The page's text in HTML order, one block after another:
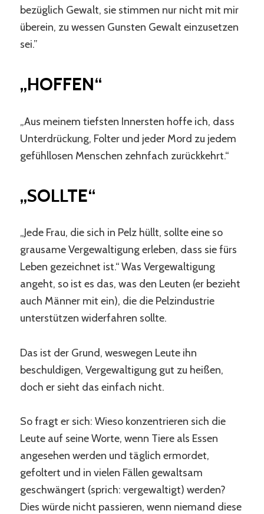
bezüglich Gewalt, sie stimmen nur nicht mit mir
überein, zu wessen Gunsten Gewalt einzusetzen
sei.”
„HOFFEN“
„Aus meinem tiefsten Innersten hoffe ich, dass
Unterdrückung, Folter und jeder Mord zu jedem
gefühllosen Menschen zehnfach zurückkehrt.“
„SOLLTE“
„Jede Frau, die sich in Pelz hüllt, sollte eine so
grausame Vergewaltigung erleben, dass sie fürs
Leben gezeichnet ist.“ Was Vergewaltigung
angeht, so ist es das, was den Leuten (er bezieht
auch Männer mit ein), die die Pelzindustrie
unterstützen widerfahren sollte.
Das ist der Grund, weswegen Leute ihn
beschuldigen, Vergewaltigung gut zu heißen,
doch er sieht das einfach nicht.
So fragt er sich: Wieso konzentrieren sich die
Leute auf seine Worte, wenn Tiere als Essen
angesehen werden und täglich ermordet,
gefoltert und in vielen Fällen gewaltsam
geschwängert (sprich: vergewaltigt) werden?
Dies würde nicht passieren, wenn niemand diese